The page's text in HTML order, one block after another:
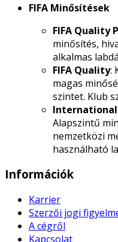
FIFA Minősítések
FIFA Quality
minősítés,
alkalmas
FIFA Quality:
magas
szintet. Klub
International
Alapszintű
nemzetközi
használható
Információk
Karrier
Szerzői jogi
A cégről
Kapcsolat